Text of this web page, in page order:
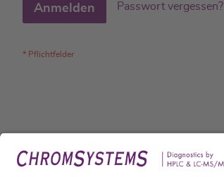
Anmelden Passwort vergessen?